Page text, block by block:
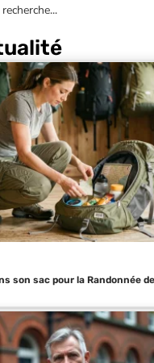
son sac pour la Randonnée